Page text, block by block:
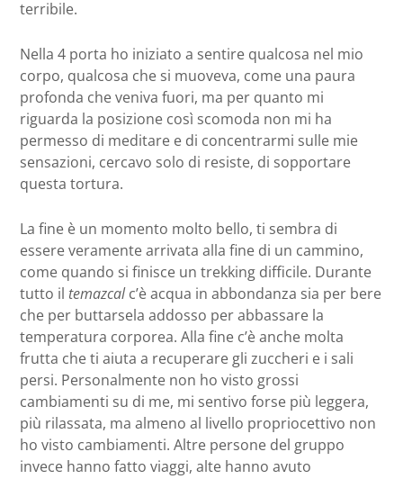
terribile.
Nella 4 porta ho iniziato a sentire qualcosa nel mio
corpo, qualcosa che si muoveva, come una paura
profonda che veniva fuori, ma per quanto mi
riguarda la posizione così scomoda non mi ha
permesso di meditare e di concentrarmi sulle mie
sensazioni, cercavo solo di resiste, di sopportare
questa tortura.
La fine è un momento molto bello, ti sembra di
essere veramente arrivata alla fine di un cammino,
come quando si finisce un trekking difficile. Durante
tutto il temazcalc’è acqua in abbondanza sia per bere
che per buttarsela addosso per abbassare la
temperatura corporea. Alla fine c’è anche molta
frutta che ti aiuta a recuperare gli zuccheri e i sali
persi. Personalmente non ho visto grossi
cambiamenti su di me, mi sentivo forse più leggera,
più rilassata, ma almeno al livello propriocettivo non
ho visto cambiamenti. Altre persone del gruppo
invece hanno fatto viaggi, alte hanno avuto